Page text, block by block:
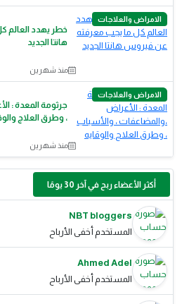
الامراض والعلاجات
خطر يهدد
هانتا الجديد
منذ شهرين
الامراض والعلاجات
جرثومة المعدة :
، وطرق العلاج
منذ شهرين
أكثر الأعضاء ربح في آخر 30 يومًا
NBT bloggers
المستخدم أخفى الأرباح
Ahmed Adel
المستخدم أخفى الأرباح